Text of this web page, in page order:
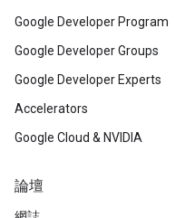
Google Developer Program
Google Developer Groups
Google Developer Experts
Accelerators
Google Cloud & NVIDIA
論壇